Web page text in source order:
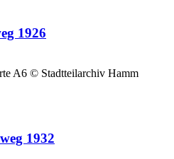
1926
A6 © Stadtteilarchiv Hamm
1932